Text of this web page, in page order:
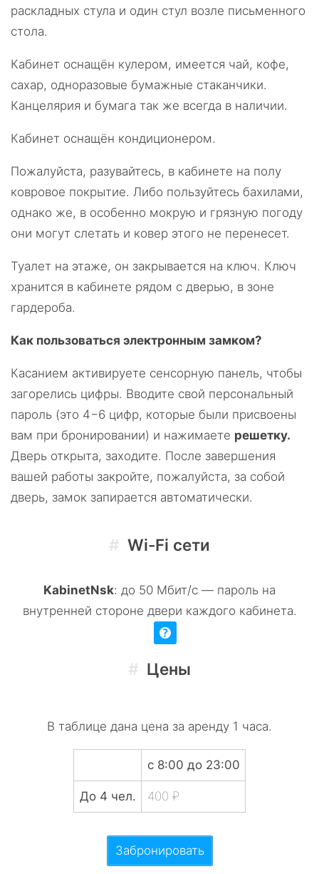
раскладных стула и один стул возле письменного
стола.
Кабинет оснащён кулером, имеется чай, кофе,
сахар, одноразовые бумажные стаканчики.
Канцелярия и бумага так же всегда в наличии.
Кабинет оснащён кондиционером.
Пожалуйста, разувайтесь, в кабинете на полу
ковровое покрытие. Либо пользуйтесь бахилами,
однако же, в особенно мокрую и грязную погоду
они могут слетать и ковер этого не перенесет.
Туалет на этаже, он закрывается на ключ. Ключ
хранится в кабинете рядом с дверью, в зоне
гардероба.
Как пользоваться электронным замком?
Касанием активируете сенсорную панель, чтобы
загорелись цифры. Вводите свой персональный
пароль (это 4−6 цифр, которые были присвоены
вам при бронировании) и нажимаете решетку.
Дверь открыта, заходите. После завершения
вашей работы закройте, пожалуйста, за собой
дверь, замок запирается автоматически.
Wi-Fi сети
KabinetNsk: до 50 Мбит/с — пароль на
внутренней стороне двери каждого кабинета.
Цены
В таблице дана цена за аренду 1 часа.
с 8:00 до 23:00
До 4 чел. 400 ₽
Забронировать